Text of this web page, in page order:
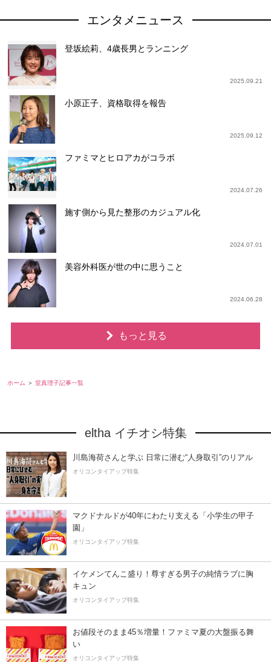
エンタメニュース
登坂絵莉、4歳長男とランニング
2025.09.21
小原正子、資格取得を報告
2025.09.12
ファミマとヒロアカがコラボ
2024.07.26
施す側から見た整形のカジュアル化
2024.07.01
美容外科医が世の中に思うこと
2024.06.28
もっと見る
ホーム 堂真理子記事一覧
eltha イチオシ特集
川島海荷さんと学ぶ 日常に潜む“人身取引”のリアル
オリコンタイアップ特集
マクドナルドが40年にわたり支える「小学生の甲子
園」
オリコンタイアップ特集
イケメンてんこ盛り！尊すぎる男子の純情ラブに胸
キュン
オリコンタイアップ特集
お値段そのまま45％増量！ファミマ夏の大盤振る舞
い
オリコンタイアップ特集